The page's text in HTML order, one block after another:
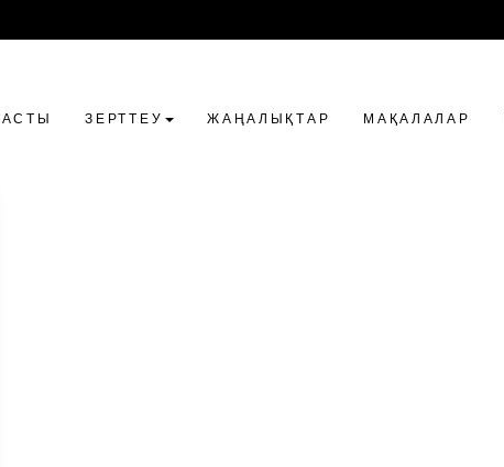
ЗЕРТТЕУ ЖАҢАЛЫҚТАР МАҚАЛАЛАР